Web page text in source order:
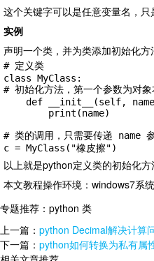
这个关键字可以是任意变量名，只
实例
声明一个类，并为类添加初始化方
# 定义类
class MyClass:
# 初始化方法，第一个参数为对
# 类的调用，只需要传递 name
c = MyClass("橡皮擦")
以上就是python定义类的初始化方
本文教程操作环境：windows7系
专题推荐： python 类
上一篇： python Decimal解决计算
下一篇： python如何转换为私有属